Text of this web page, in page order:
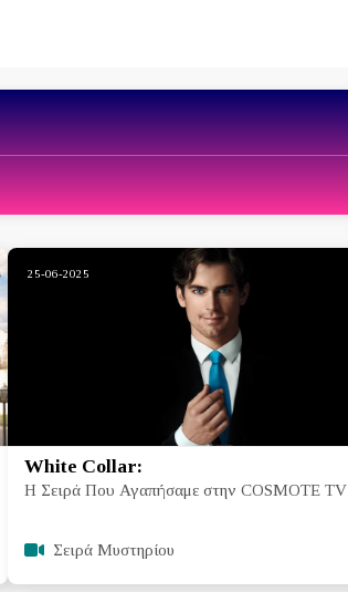
White Collar:
Η Σειρά Που Αγαπήσαμε στην COSMOTE TV
Σειρά Μυστηρίου
25-06-2025